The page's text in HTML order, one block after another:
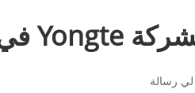
رسالة